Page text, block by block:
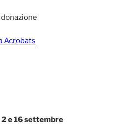
Acrobats
e 16 settembre